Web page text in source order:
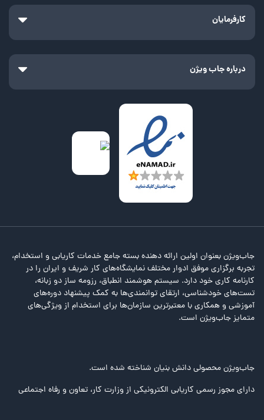
کارفرمایان
درباره جاب ویژن
جاب‌ویژن بعنوان اولین ارائه دهنده بسته جامع خدمات کاریابی و استخدام،
تجربه برگزاری موفق ادوار مختلف نمایشگاه‌های کار شریف و ایران را در
کارنامه کاری خود دارد. سیستم هوشمند انطباق، رزومه ساز دو زبانه،
تست‌های خودشناسی، ارتقای توانمندی‌ها به کمک پیشنهاد دوره‌های
آموزشی و همکاری با معتبرترین سازمان‌ها برای استخدام از ویژگی‌های
متمایز جاب‌ویژن است.
جاب‌ویژن محصولی دانش بنیان شناخته شده است.
دارای مجوز رسمی کاریابی الکترونیکی از وزارت کار، تعاون و رفاه اجتماعی